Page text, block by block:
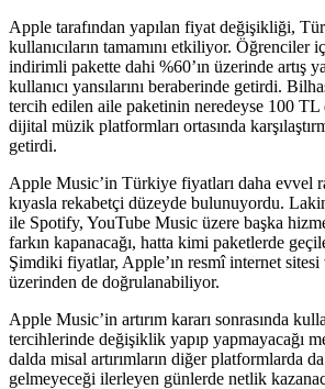
Apple tarafından yapılan fiyat değişikliği,
kullanıcıların tamamını etkiliyor. Öğrenciler
indirimli pakette dahi %60’ın üzerinde artış
kullanıcı yansılarını beraberinde getirdi.
tercih edilen aile paketinin neredeyse 100 TL
dijital müzik platformları ortasında
getirdi.
Apple Music’in Türkiye fiyatları daha evvel
kıyasla rekabetçi düzeyde bulunuyordu.
ile Spotify, YouTube Music üzere başka
farkın kapanacağı, hatta kimi paketlerde
Şimdiki fiyatlar, Apple’ın resmî internet sitesi
üzerinden de doğrulanabiliyor.
Apple Music’in artırım kararı sonrasında
tercihlerinde değişiklik yapıp yapmayacağı
dalda misal artırımların diğer platformlarda
gelmeyeceği ilerleyen günlerde netlik